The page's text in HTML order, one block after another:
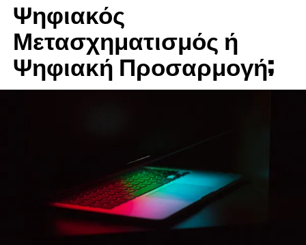
Ψηφιακός
Μετασχηματισμός ή
Ψηφιακή Προσαρμογή;